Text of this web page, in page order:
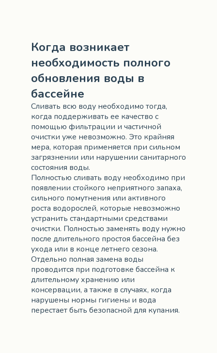
Когда возникает
необходимость полного
обновления воды в
бассейне
Сливать всю воду необходимо тогда,
когда поддерживать ее качество с
помощью фильтрации и частичной
очистки уже невозможно. Это крайняя
мера, которая применяется при сильном
загрязнении или нарушении санитарного
состояния воды.
Полностью сливать воду необходимо при
появлении стойкого неприятного запаха,
сильного помутнения или активного
роста водорослей, которые невозможно
устранить стандартными средствами
очистки. Полностью заменять воду нужно
после длительного простоя бассейна без
ухода или в конце летнего сезона.
Отдельно полная замена воды
проводится при подготовке бассейна к
длительному хранению или
консервации, а также в случаях, когда
нарушены нормы гигиены и вода
перестает быть безопасной для купания.